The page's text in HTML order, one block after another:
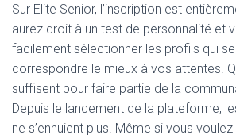
Sur Elite Senior, l’inscription est
aurez droit à un test de personnalité et
facilement sélectionner les profils qui
correspondre le mieux à vos attentes.
suffisent pour faire partie de la
Depuis le lancement de la plateforme,
ne s’ennuient plus. Même si vous voulez